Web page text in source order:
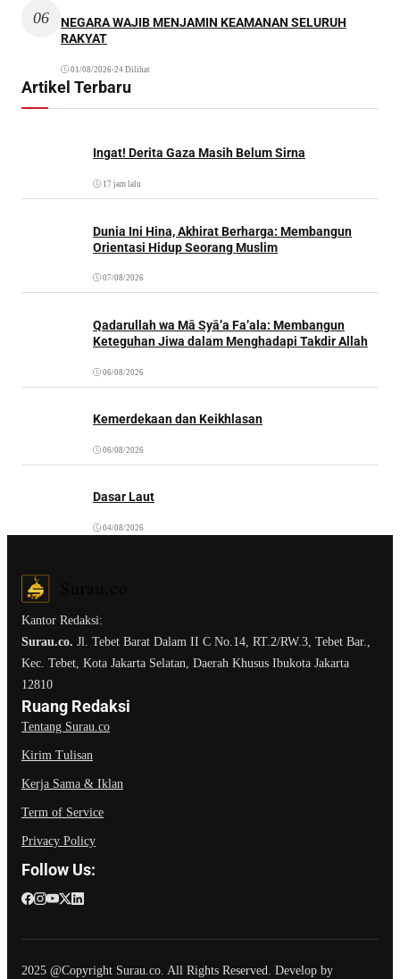
06
NEGARA WAJIB MENJAMIN KEAMANAN SELURUH
RAKYAT
01/08/2026•24 Dilihat
Artikel Terbaru
Ingat! Derita Gaza Masih Belum Sirna
17 jam lalu
Dunia Ini Hina, Akhirat Berharga: Membangun
Orientasi Hidup Seorang Muslim
07/08/2026
Qadarullah wa Mā Syā’a Fa’ala: Membangun
Keteguhan Jiwa dalam Menghadapi Takdir Allah
06/08/2026
Kemerdekaan dan Keikhlasan
06/08/2026
Dasar Laut
04/08/2026
Kantor Redaksi:
Surau.co. Jl. Tebet Barat Dalam II C No.14, RT.2/RW.3, Tebet Bar.,
Kec. Tebet, Kota Jakarta Selatan, Daerah Khusus Ibukota Jakarta
12810
Ruang Redaksi
Tentang Surau.co
Kirim Tulisan
Kerja Sama & Iklan
Term of Service
Privacy Policy
Follow Us:
2025 @Copyright Surau.co. All Rights Reserved. Develop by